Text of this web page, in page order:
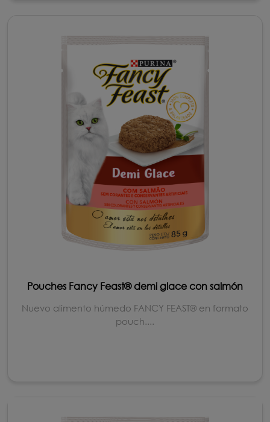
Pouches Fancy Feast® demi glace con salmón
Nuevo alimento húmedo FANCY FEAST® en formato
pouch....